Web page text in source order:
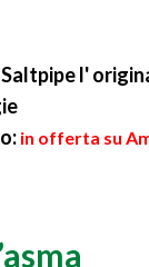
Saltpipe l'
in offerta su